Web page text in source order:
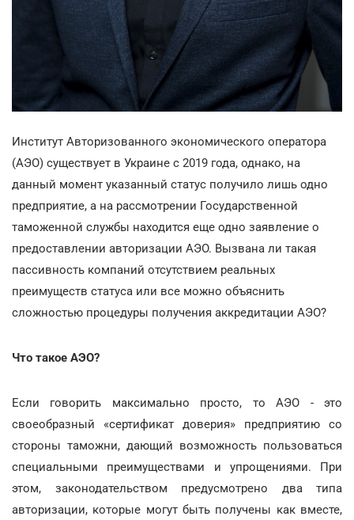
Институт Авторизованного экономического оператора
(АЭО) существует в Украине с 2019 года, однако, на
данный момент указанный статус получило лишь одно
предприятие, а на рассмотрении Государственной
таможенной службы находится еще одно заявление о
предоставлении авторизации АЭО. Вызвана ли такая
пассивность компаний отсутствием реальных
преимуществ статуса или все можно объяснить
сложностью процедуры получения аккредитации АЭО?
Что такое АЭО?
Если говорить максимально просто, то АЭО - это
своеобразный «сертификат доверия» предприятию со
стороны таможни, дающий возможность пользоваться
специальными преимуществами и упрощениями. При
этом, законодательством предусмотрено два типа
авторизации, которые могут быть получены как вместе,